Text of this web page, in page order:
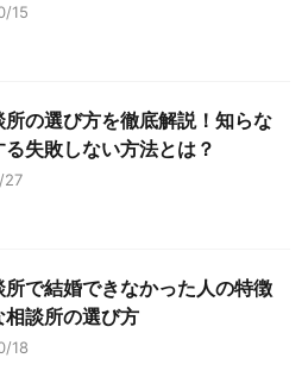
15
所の選び方を徹底解説！知らな
る失敗しない方法とは？
27
所で結婚できなかった人の特徴
相談所の選び方
18